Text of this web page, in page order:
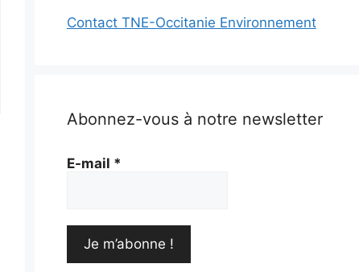
Contact TNE-Occitanie Environnement
Abonnez-vous à notre newsletter
E-mail *